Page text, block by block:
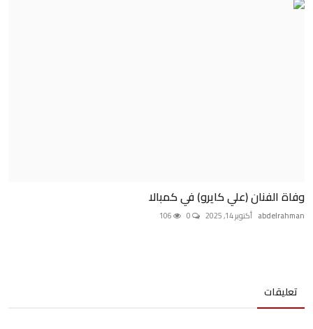
وفاة الفنان (علي كايرو) في كمبالا
abdelrahman أكتوبر 14, 2025
تعليقات